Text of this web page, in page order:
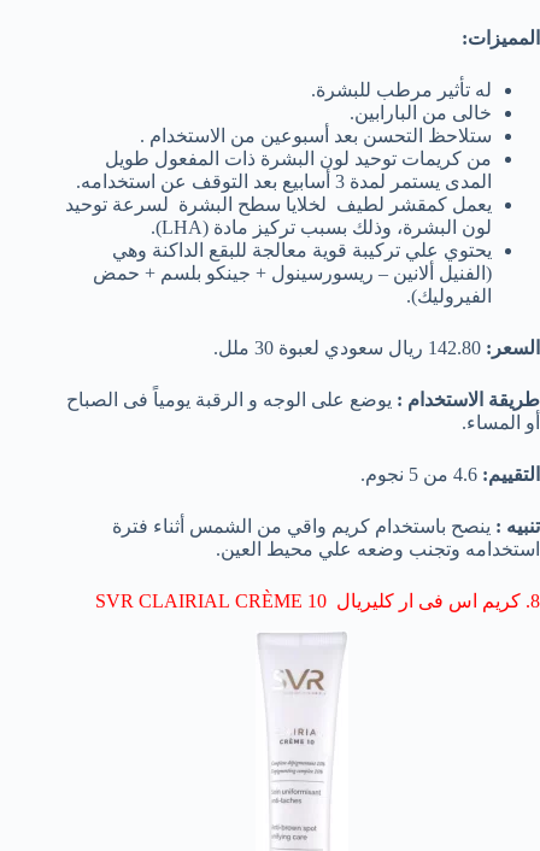
المميزات:
له تأثير مرطب للبشرة.
خالى من البارابين.
ستلاحظ التحسن بعد أسبوعين من الاستخدام .
من كريمات توحيد لون البشرة ذات المفعول طويل
المدى يستمر لمدة 3 أسابيع بعد التوقف عن استخدامه.
يعمل كمقشر لطيف لخلايا سطح البشرة لسرعة توحيد
لون البشرة، وذلك بسبب تركيز مادة (LHA).
يحتوي علي تركيبة قوية معالجة للبقع الداكنة وهي
(الفنيل ألانين – ريسورسينول + جينكو بلسم + حمض
الفيروليك).
السعر: 142.80 ريال سعودي لعبوة 30 ملل.
طريقة الاستخدام : يوضع على الوجه و الرقبة يومياً فى الصباح
أو المساء.
التقييم: 4.6 من 5 نجوم.
تنبيه : ينصح باستخدام كريم واقي من الشمس أثناء فترة
استخدامه وتجنب وضعه علي محيط العين.
8. كريم اس فى ار كليريال SVR CLAIRIAL CRÈME 10